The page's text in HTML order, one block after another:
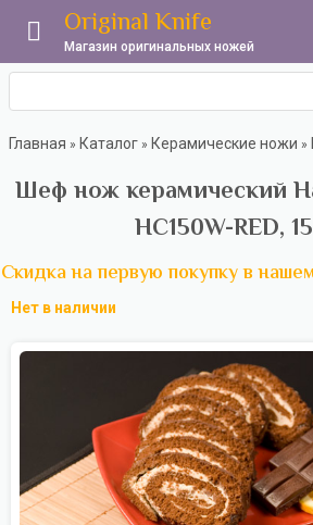
Original Knife
Магазин оригинальных ножей
Главная » Каталог » Керамические ножи »
Шеф нож керамический
HC150W-RED,
Скидка на первую покупку в
Нет в наличии